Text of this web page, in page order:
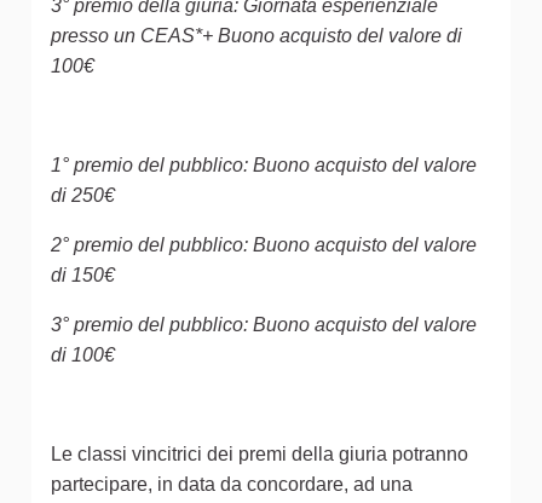
3° premio della giuria: Giornata esperienziale
presso un CEAS*+ Buono acquisto del valore di
100€
1° premio del pubblico: Buono acquisto del valore
di 250€
2° premio del pubblico: Buono acquisto del valore
di 150€
3° premio del pubblico: Buono acquisto del valore
di 100€
Le classi vincitrici dei premi della giuria potranno
partecipare, in data da concordare, ad una